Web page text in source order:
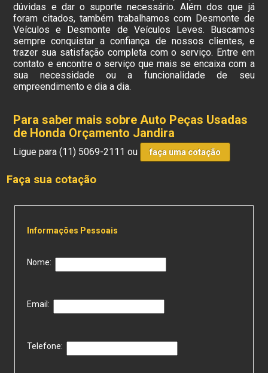
dúvidas e dar o suporte necessário. Além dos que já
foram citados, também trabalhamos com Desmonte de
Veículos e Desmonte de Veículos Leves. Buscamos
sempre conquistar a confiança de nossos clientes, e
trazer sua satisfação completa com o serviço. Entre em
contato e encontre o serviço que mais se encaixa com a
sua necessidade ou a funcionalidade de seu
empreendimento e dia a dia.
Para saber mais sobre Auto Peças Usadas
de Honda Orçamento Jandira
Ligue para(11) 5069-2111 ou faça uma cotação
Faça sua cotação
Informações Pessoais
Nome:
Email:
Telefone: